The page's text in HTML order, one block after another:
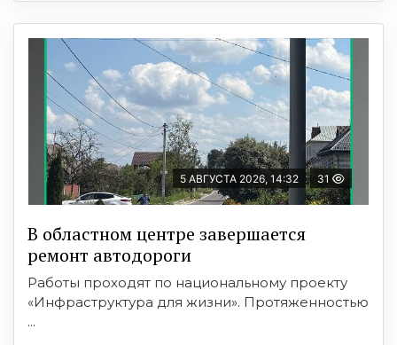
5 АВГУСТА 2026, 14:32 31
В областном центре завершается
ремонт автодороги
Работы проходят по национальному проекту
«Инфраструктура для жизни». Протяженностью
...